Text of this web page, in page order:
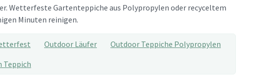
Wetterfeste Gartenteppiche aus Polypropylen oder recyceltem
Minuten reinigen.
Outdoor Läufer
Outdoor Teppiche Polypropylen
Teppich